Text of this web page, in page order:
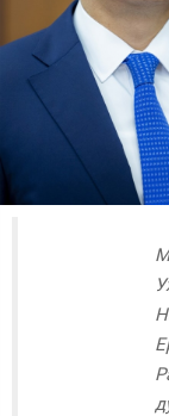
Нийгэм
Дэлхий
Энтертайнмэнт
Зурхай